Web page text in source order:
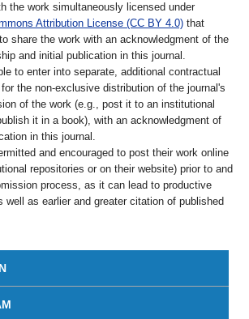
the work simultaneously licensed under
Attribution License (CC BY 4.0)that
share the work with an acknowledgment of the
and initial publication in this journal.
to enter into separate, additional contractual
the non-exclusive distribution of the journal's
of the work (e.g., post it to an institutional
it in a book), with an acknowledgment of
in this journal.
and encouraged to post their work online
repositories or on their website) prior to and
process, as it can lead to productive
well as earlier and greater citation of published